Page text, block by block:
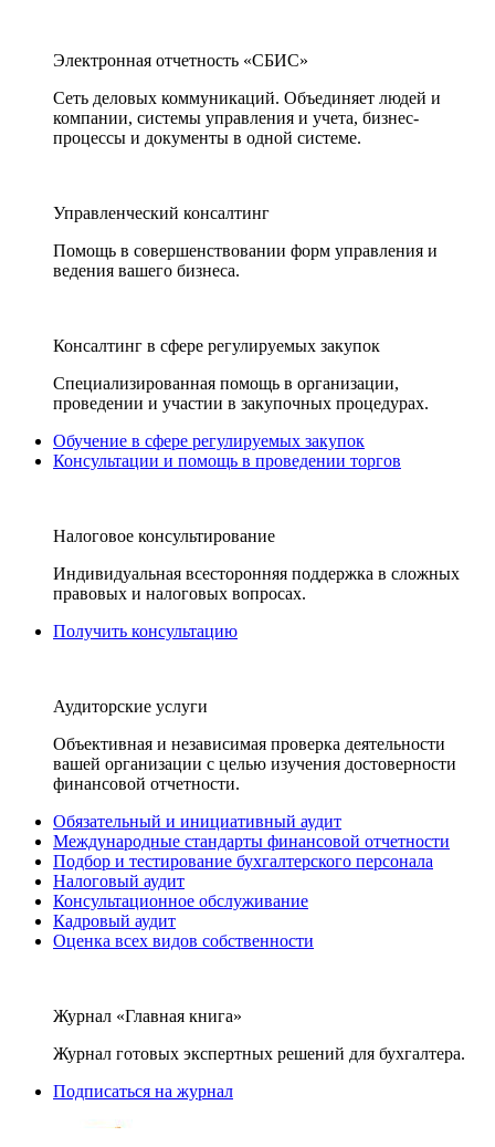
Электронная отчетность «СБИС»
Сеть деловых коммуникаций. Объединяет людей и
компании, системы управления и учета, бизнес-
процессы и документы в одной системе.
Управленческий консалтинг
Помощь в совершенствовании форм управления и
ведения вашего бизнеса.
Консалтинг в сфере регулируемых закупок
Специализированная помощь в организации,
проведении и участии в закупочных процедурах.
Обучение в сфере регулируемых закупок
Консультации и помощь в проведении торгов
Налоговое консультирование
Индивидуальная всесторонняя поддержка в сложных
правовых и налоговых вопросах.
Получить консультацию
Аудиторские услуги
Объективная и независимая проверка деятельности
вашей организации с целью изучения достоверности
финансовой отчетности.
Обязательный и инициативный аудит
Международные стандарты финансовой отчетности
Подбор и тестирование бухгалтерского персонала
Налоговый аудит
Консультационное обслуживание
Кадровый аудит
Оценка всех видов собственности
Журнал «Главная книга»
Журнал готовых экспертных решений для бухгалтера.
Подписаться на журнал